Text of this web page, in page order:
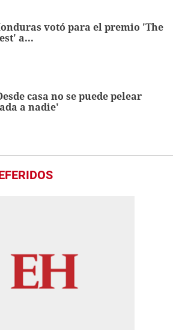
votó para el premio 'The
a...
casa no se puede pelear
a nadie'